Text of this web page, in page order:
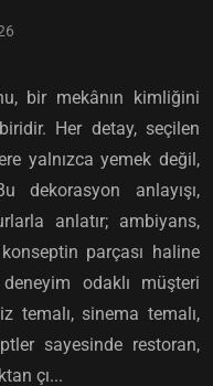
bir mekânın kimliğini
Her detay, seçilen
yalnızca yemek değil,
dekorasyon anlayışı,
anlatır; ambiyans,
parçası haline
odaklı müşteri
temalı, sinema temalı,
sayesinde restoran,
çı...